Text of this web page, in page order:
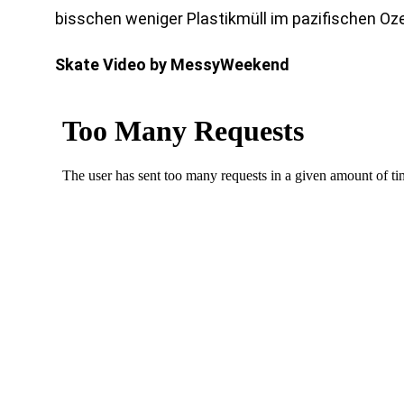
bisschen weniger Plastikmüll im pazifischen
Skate Video by MessyWeekend